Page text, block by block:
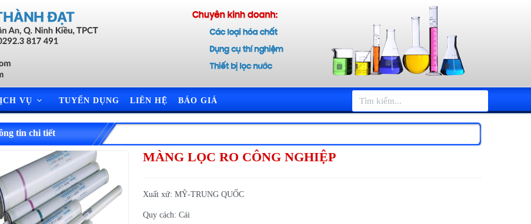
VỤ TUYỂN DỤNG LIÊN HỆ BÁO GIÁ
tin chi tiết
MÀNG LỌC RO CÔNG NGHIỆP
Xuất xứ: MỸ-TRUNG QUỐC
Quy cách: Cái